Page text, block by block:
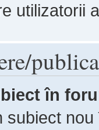
utilizatorii
în
subiect